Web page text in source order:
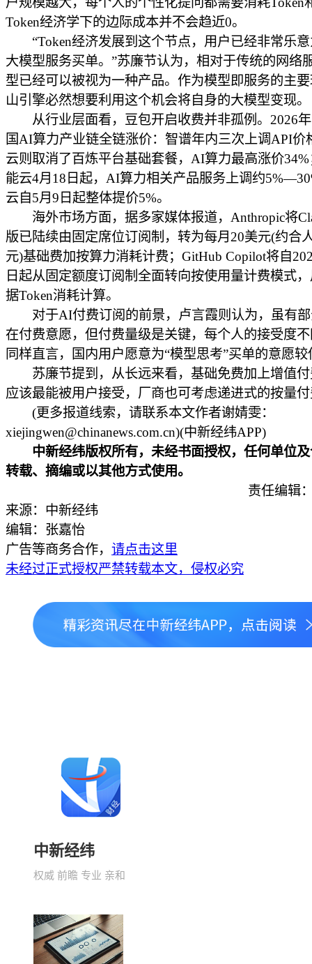
Token经济学下的边际成本并不会趋近0。
“Token经济发展到这个节点，用户已经非常乐意
大模型服务买单。”苏廉节认为，相对于传统的网络
型已经可以被视为一种产品。作为模型即服务的主
山引擎必然想要利用这个机会将自身的大模型变现。
从行业层面看，豆包开启收费并非孤例。2026
国AI算力产业链全链涨价：智谱年内三次上调API价
云则取消了百炼平台基础套餐，AI算力最高涨价
能云4月18日起，AI算力相关产品服务上调约
云自5月9日起整体提价5%。
海外市场方面，据多家媒体报道，Anthropic将
版已陆续由固定席位订阅制，转为每月20美元(约合
元)基础费加按算力消耗计费；GitHub Copilot将自
日起从固定额度订阅制全面转向按使用量计费模式
据Token消耗计算。
对于AI付费订阅的前景，卢言霞则认为，虽有部
在付费意愿，但付费量级是关键，每个人的接受度
同样直言，国内用户愿意为“模型思考”买单的意愿较
苏廉节提到，从长远来看，基础免费加上增值付
应该最能被用户接受，厂商也可考虑递进式的按量
(更多报道线索，请联系本文作者谢婧雯：
xiejingwen@chinanews.com.cn)(中新经纬APP)
中新经纬版权所有，未经书面授权，任何单位及
转载、摘编或以其他方式使用。
责任编辑
来源：中新经纬
编辑：张嘉怡
广告等商务合作， 请点击这里
未经过正式授权严禁转载本文，侵权必究
中新经纬
权威 前瞻 专业 亲和